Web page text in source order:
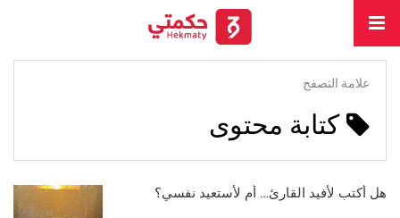
علامة التصفح
كتابة محتوى
هل أكتب لأفيد القارئ… أم لأستعيد نفسي؟